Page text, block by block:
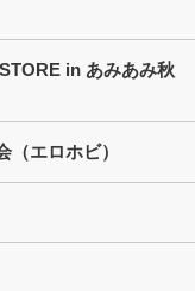
in あみあみ秋
エロホビ）